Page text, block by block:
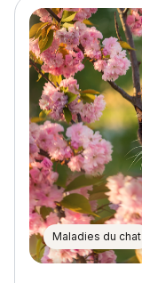
Maladies du chat